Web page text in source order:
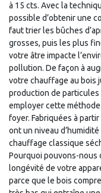
à 15 cts. Avec la
possible d’obtenir une
faut trier les bûches
grosses, puis les plus
votre âtre impacte
pollution. De façon à
votre chauffage au bois
production de particules
employer cette
foyer. Fabriquées à
ont un niveau
chauffage classique
Pourquoi pouvons-nous
longévité de votre
parce que le bois